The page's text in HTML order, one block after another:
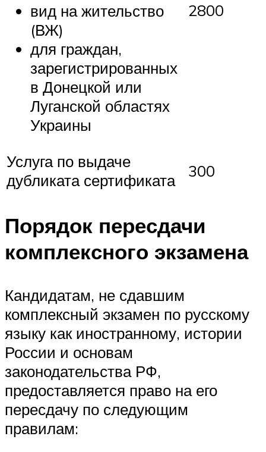
вид на жительство
(ВЖ)
для граждан,
зарегистрированных
в Донецкой или
Луганской областях
Украины
2800
Услуга по выдаче
дубликата сертификата
300
Порядок пересдачи
комплексного экзамена
Кандидатам, не сдавшим
комплексный экзамен по русскому
языку как иностранному, истории
России и основам
законодательства РФ,
предоставляется право на его
пересдачу по следующим
правилам: